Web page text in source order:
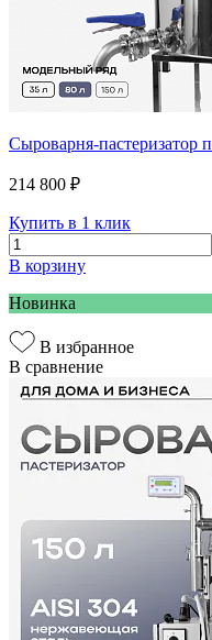
Сыроварня-пастеризатор
214 800 ₽
Купить в 1 клик
В корзину
Новинка
В избранное
В сравнение